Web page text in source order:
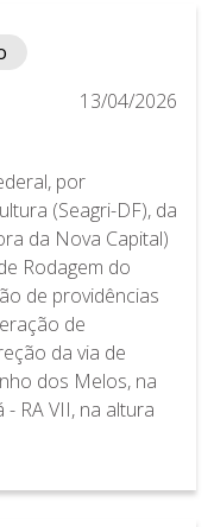
13/04/2026
por
(Seagri-DF), da
da Nova Capital)
Rodagem do
de providências
de
da via de
dos Melos, na
RA VII, na altura